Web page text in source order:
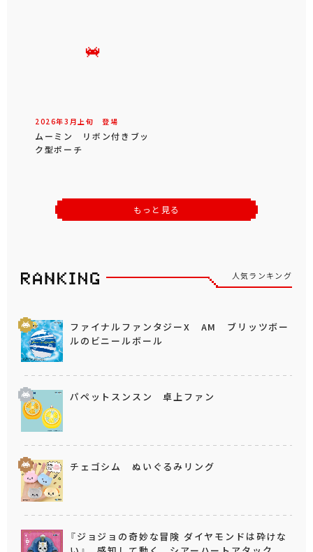
2026年3 月 上旬 登場
ムーミン リボン付きブッ
ク型ポーチ
もっと見る
人気ランキング
ファイナルファンタジーX AM ブリッツボー
ルのビニールボール
パペットスンスン 卓上ファン
チェゴシム ぬいぐるみリング
『ジョジョの奇妙な冒険 ダイヤモンドは砕けな